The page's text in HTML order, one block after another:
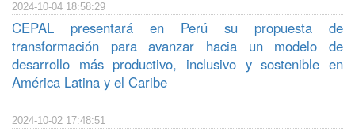
2024-10-04 18:58:29
CEPAL presentará en Perú su propuesta de
transformación para avanzar hacia un modelo de
desarrollo más productivo, inclusivo y sostenible en
América Latina y el Caribe
2024-10-02 17:48:51